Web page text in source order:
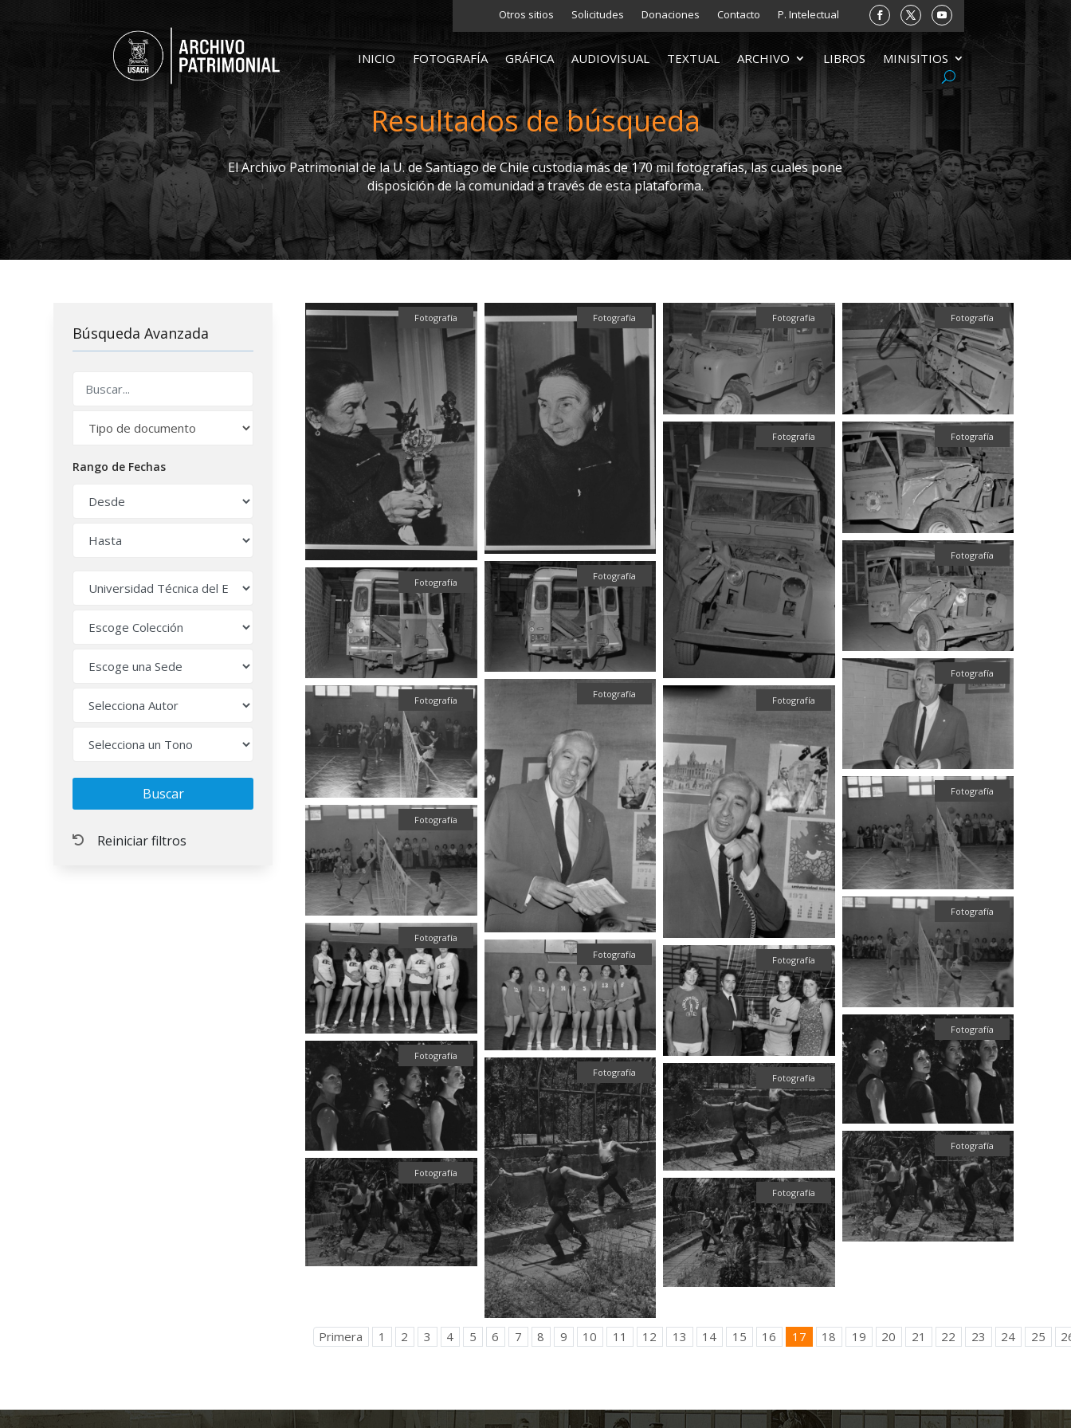
Otros sitios Solicitudes Donaciones Contacto P. Intelectual
INICIO FOTOGRAFÍA GRÁFICA AUDIOVISUAL TEXTUAL ARCHIVO LIBROS MINISITIOS
Resultados de búsqueda
El Archivo Patrimonial de la U. de Santiago de Chile custodia más de 170 mil fotografías, las cuales pone
disposición de la comunidad a través de esta plataforma.
Búsqueda Avanzada
Rango de Fechas
Fotografía Fotografía Fotografía Fotografía
Fotografía Fotografía
Fotografía
Fotografía
Fotografía
Fotografía
Fotografía
Fotografía
Fotografía
Fotografía
Fotografía
Fotografía
Fotografía
Fotografía
Fotografía
Fotografía
Fotografía
Fotografía
Fotografía
Fotografía
Fotografía
Fotografía
Primera 1 2 3 4 5 6 7 8 9 10 11 12 13 14 15 16 17 18 19 20 21 22 23 24 25